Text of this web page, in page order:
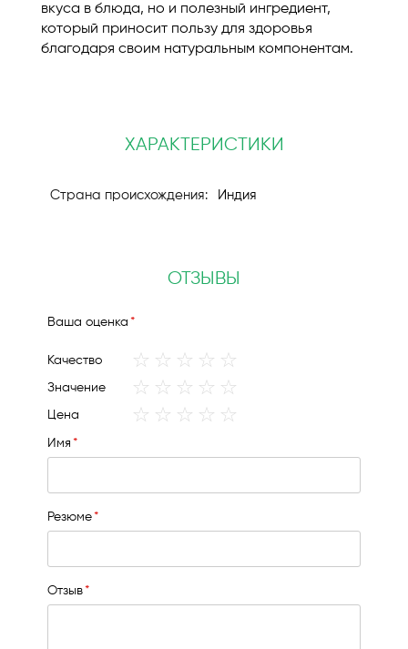
вкуса в блюда, но и полезный ингредиент,
который приносит пользу для здоровья
благодаря своим натуральным компонентам.
ХАРАКТЕРИСТИКИ
Индия
ОТЗЫВЫ
Ваша оценка
Качество
1
2
3
4
Значение
1
2
3
4
Цена
1
2
3
4
Имя
Резюме
Отзыв